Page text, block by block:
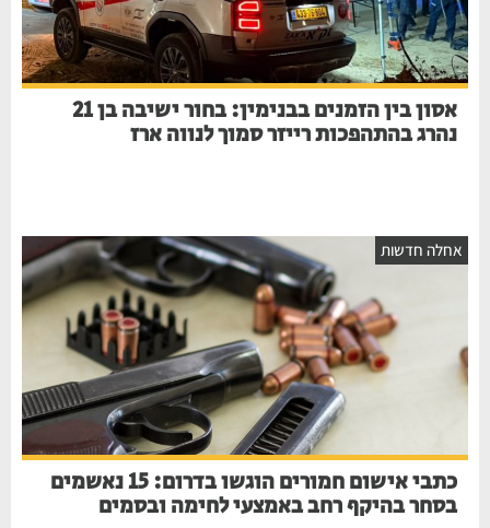
אסון בין הזמנים בבנימין: בחור ישיבה בן 21
נהרג בהתהפכות רייזר סמוך לנווה ארז
חדשות
כתבי אישום חמורים הוגשו בדרום: 15 נאשמים
בסחר בהיקף רחב באמצעי לחימה ובסמים